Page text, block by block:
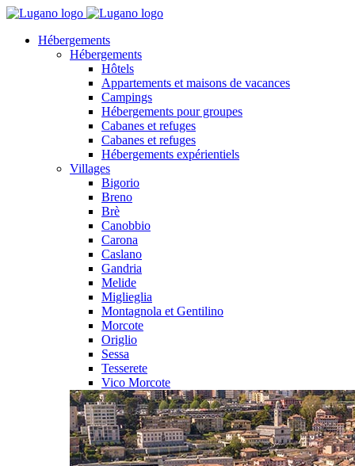
Hébergements
Hébergements
Hôtels
Appartements et maisons de vacances
Campings
Hébergements pour groupes
Cabanes et refuges
Cabanes et refuges
Hébergements expérientiels
Villages
Bigorio
Breno
Brè
Canobbio
Carona
Caslano
Gandria
Melide
Miglieglia
Montagnola et Gentilino
Morcote
Origlio
Sessa
Tesserete
Vico Morcote